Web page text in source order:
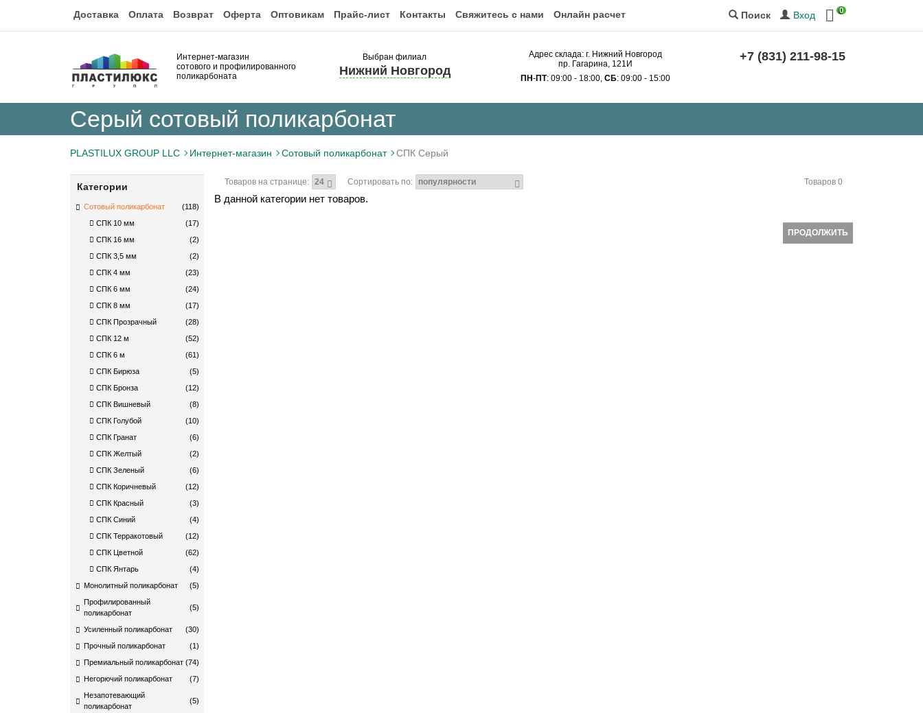
Доставка Оплата Возврат Оферта Оптовикам Прайс-лист Контакты Свяжитесь с нами Онлайн расчет Поиск Вход 0
Интернет-магазин
сотового и профилированного
поликарбоната
Выбран филиал
Нижний Новгород
Адрес склада: г. Нижний Новгород
пр. Гагарина, 121И
ПН-ПТ: 09:00 - 18:00, СБ: 09:00 - 15:00
+7 (831) 211-98-15
Серый сотовый поликарбонат
PLASTILUX GROUP LLC Интернет-магазин Сотовый поликарбонат СПК Серый
Категории
Сотовый поликарбонат
(118)
СПК 10 мм
(17)
СПК 16 мм
(2)
СПК 3,5 мм
(2)
СПК 4 мм
(23)
СПК 6 мм
(24)
СПК 8 мм
(17)
СПК Прозрачный
(28)
СПК 12 м
(52)
СПК 6 м
(61)
СПК Бирюза
(5)
СПК Бронза
(12)
СПК Вишневый
(8)
СПК Голубой
(10)
СПК Гранат
(6)
СПК Желтый
(2)
СПК Зеленый
(6)
СПК Коричневый
(12)
СПК Красный
(3)
СПК Синий
(4)
СПК Терракотовый
(12)
СПК Цветной
(62)
СПК Янтарь
(4)
Монолитный поликарбонат
(5)
Профилированный
поликарбонат
(5)
Усиленный поликарбонат
(30)
Прочный поликарбонат
(1)
Премиальный поликарбонат (74)
Негорючий поликарбонат
(7)
Незапотевающий
поликарбонат
(5)
Товаров на странице: Сортировать по: Товаров 0
В данной категории нет товаров.
ПРОДОЛЖИТЬ